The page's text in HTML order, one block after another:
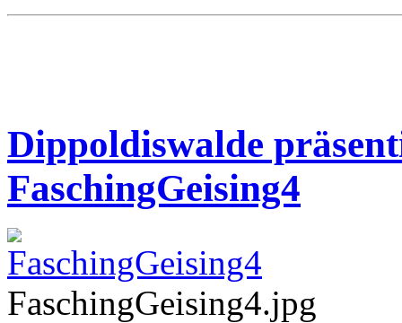
Dippoldiswalde
FaschingGeising4
FaschingGeising4.jpg